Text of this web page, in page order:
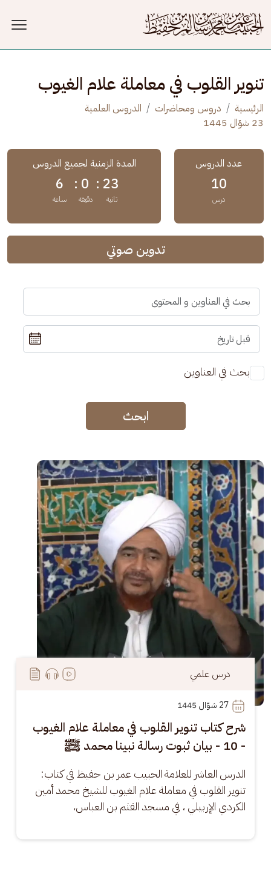
تنوير القلوب في معاملة علام الغيوب
الرئيسية دروس ومحاضرات
الدروس العلمية
23 شوّال 1445
عدد الدروس
10
درس
المدة الزمنية لجميع الدروس
23 :
ثانية
0 :
دقيقة
6
ساعة
تدوين صوتي
بحث في العناوين
ابحث
الصورة
درس علمي
27
شرح كتاب تنوير القلوب في معاملة علام الغيوب
- 10 - بيان ثبوت رسالة نبينا محمد ﷺ
الدرس العاشر للعلامة الحبيب عمر بن حفيظ في كتاب:
تنوير القلوب في معاملة علام الغيوب للشيخ محمد أمين
الكردي الإربيلي ، في مسجد القثم بن العباس،